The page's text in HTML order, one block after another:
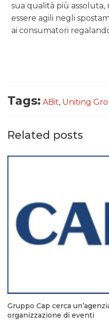
sua qualità più assoluta,
essere agili negli
ai consumatori
Tags: ABit, Uniting
Related posts
Gruppo Cap cerca
organizzazione di eventi